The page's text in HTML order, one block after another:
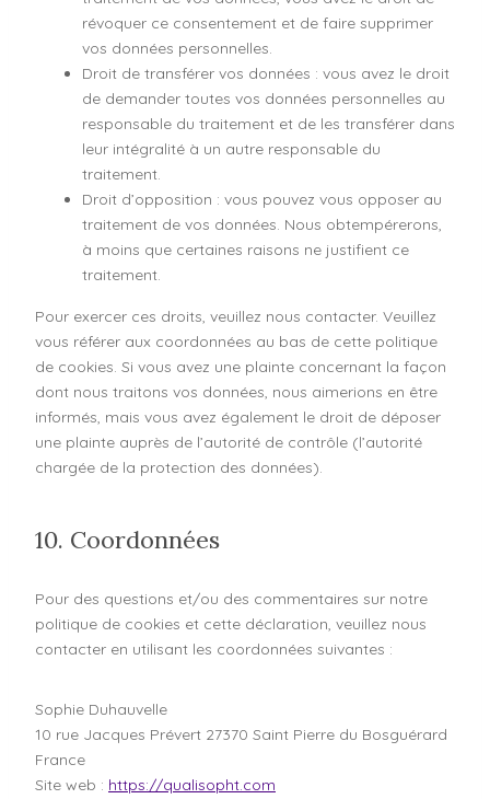
révoquer ce consentement et de faire supprimer
vos données personnelles.
Droit de transférer vos données : vous avez le droit
de demander toutes vos données personnelles au
responsable du traitement et de les transférer dans
leur intégralité à un autre responsable du
traitement.
Droit d’opposition : vous pouvez vous opposer au
traitement de vos données. Nous obtempérerons,
à moins que certaines raisons ne justifient ce
traitement.
Pour exercer ces droits, veuillez nous contacter. Veuillez
vous référer aux coordonnées au bas de cette politique
de cookies. Si vous avez une plainte concernant la façon
dont nous traitons vos données, nous aimerions en être
informés, mais vous avez également le droit de déposer
une plainte auprès de l’autorité de contrôle (l’autorité
chargée de la protection des données).
10. Coordonnées
Pour des questions et/ou des commentaires sur notre
politique de cookies et cette déclaration, veuillez nous
contacter en utilisant les coordonnées suivantes :
Sophie Duhauvelle
10 rue Jacques Prévert 27370 Saint Pierre du Bosguérard
France
Site web : https://qualisopht.com